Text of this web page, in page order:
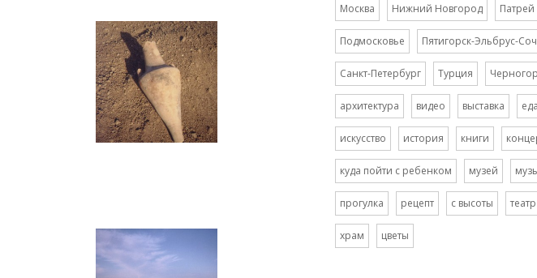
Москва Нижний Новгород Патрей
Подмосковье Пятигорск-Эльбрус-
Санкт-Петербург Турция
архитектура видео выставка
искусство история книги
куда пойти с ребенком музей
прогулка рецепт с высоты театр
храм цветы